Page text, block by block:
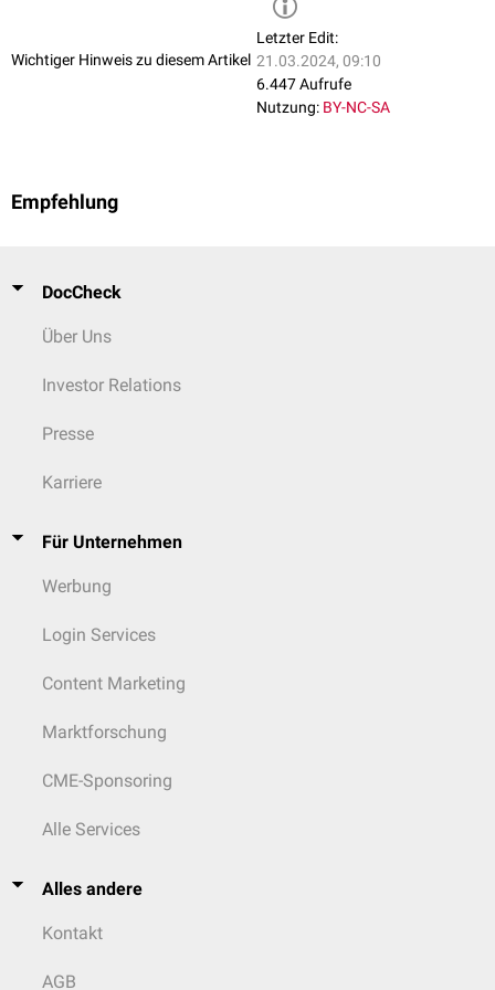
Wichtiger Hinweis zu diesem Artikel
Letzter Edit:
21.03.2024, 09:10
6.447 Aufrufe
Nutzung: BY-NC-SA
Empfehlung
DocCheck
Über Uns
Investor Relations
Presse
Karriere
Für Unternehmen
Werbung
Login Services
Content Marketing
Marktforschung
CME-Sponsoring
Alle Services
Alles andere
Kontakt
AGB